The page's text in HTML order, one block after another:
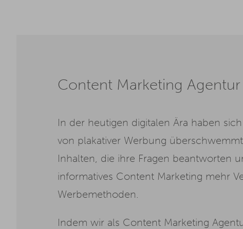
Content Marketing
In der heutigen digitalen Ära haben
von plakativer Werbung
Inhalten, die ihre Fragen beantworten
informatives Content Marketing mehr
Werbemethoden.
Indem wir als Content Marketing